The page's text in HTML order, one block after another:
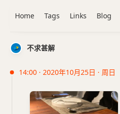
不求甚解
14:00 · 2020年10月25日 · 周日
Home Tags Links Blog